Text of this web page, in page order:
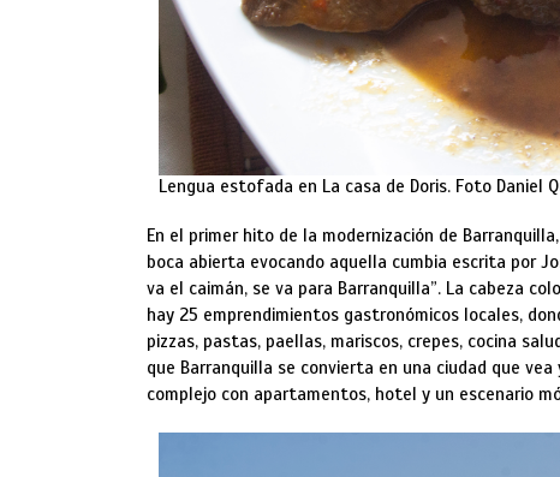
Lengua estofada en La casa de Doris. Foto Daniel
En el primer hito de la modernización de
boca abierta evocando aquella cumbia escrita por
va el caimán, se va para Barranquilla”. La cabeza
hay 25 emprendimientos gastronómicos locales,
pizzas, pastas, paellas, mariscos, crepes, cocina
que Barranquilla se convierta en una ciudad que
complejo con apartamentos, hotel y un escenario